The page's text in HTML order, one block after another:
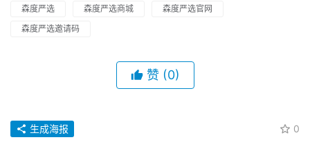
森度严选 森度严选商城
森度严选官网
森度严选邀请码
赞 (0)
0
生成海报